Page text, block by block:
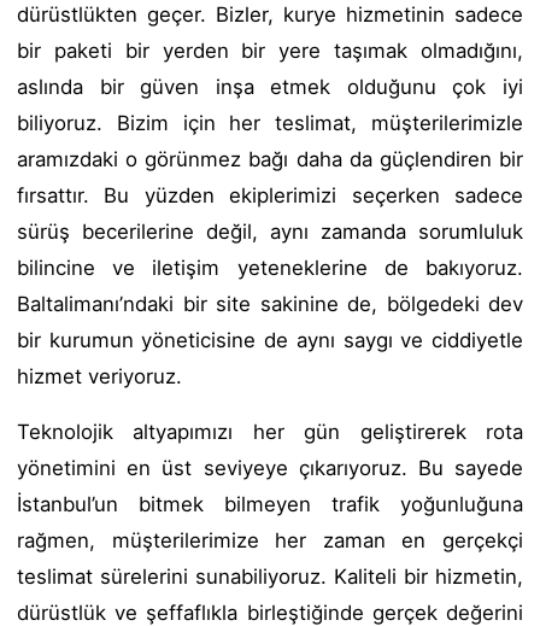
dürüstlükten geçer. Bizler, kurye hizmetinin sadece
bir paketi bir yerden bir yere taşımak olmadığını,
aslında bir güven inşa etmek olduğunu çok iyi
biliyoruz. Bizim için her teslimat, müşterilerimizle
aramızdaki o görünmez bağı daha da güçlendiren bir
fırsattır. Bu yüzden ekiplerimizi seçerken sadece
sürüş becerilerine değil, aynı zamanda sorumluluk
bilincine ve iletişim yeteneklerine de bakıyoruz.
Baltalimanı’ndaki bir site sakinine de, bölgedeki dev
bir kurumun yöneticisine de aynı saygı ve ciddiyetle
hizmet veriyoruz.
Teknolojik altyapımızı her gün geliştirerek rota
yönetimini en üst seviyeye çıkarıyoruz. Bu sayede
İstanbul’un bitmek bilmeyen trafik yoğunluğuna
rağmen, müşterilerimize her zaman en gerçekçi
teslimat sürelerini sunabiliyoruz. Kaliteli bir hizmetin,
dürüstlük ve şeffaflıkla birleştiğinde gerçek değerini